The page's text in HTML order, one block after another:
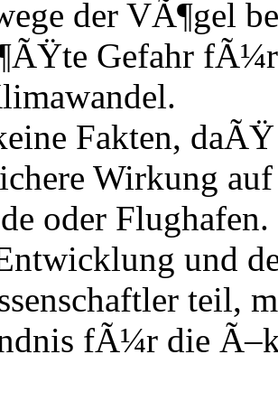
der VÃ¶gel
Gefahr
Fakten,
Wirkung
oder Flughafen.
und
teil,
fÃ¼r die